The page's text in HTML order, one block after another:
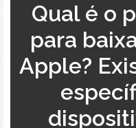
Qual é o
para
Apple?